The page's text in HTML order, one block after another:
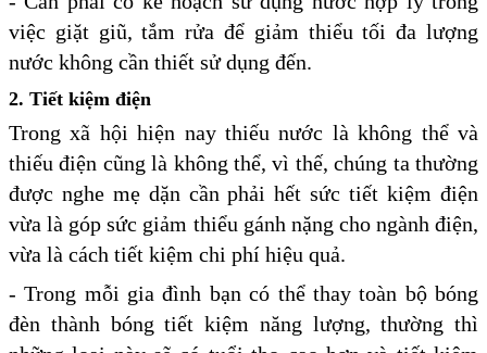
việc giặt giũ, tắm rửa để giảm thiểu tối đa lượng
nước không cần thiết sử dụng đến.
2. Tiết kiệm điện
Trong xã hội hiện nay thiếu nước là không thể và
thiếu điện cũng là không thể, vì thế, chúng ta thường
được nghe mẹ dặn cần phải hết sức tiết kiệm điện
vừa là góp sức giảm thiểu gánh nặng cho ngành điện,
vừa là cách tiết kiệm chi phí hiệu quả.
- Trong mỗi gia đình bạn có thể thay toàn bộ bóng
đèn thành bóng tiết kiệm năng lượng, thường thì